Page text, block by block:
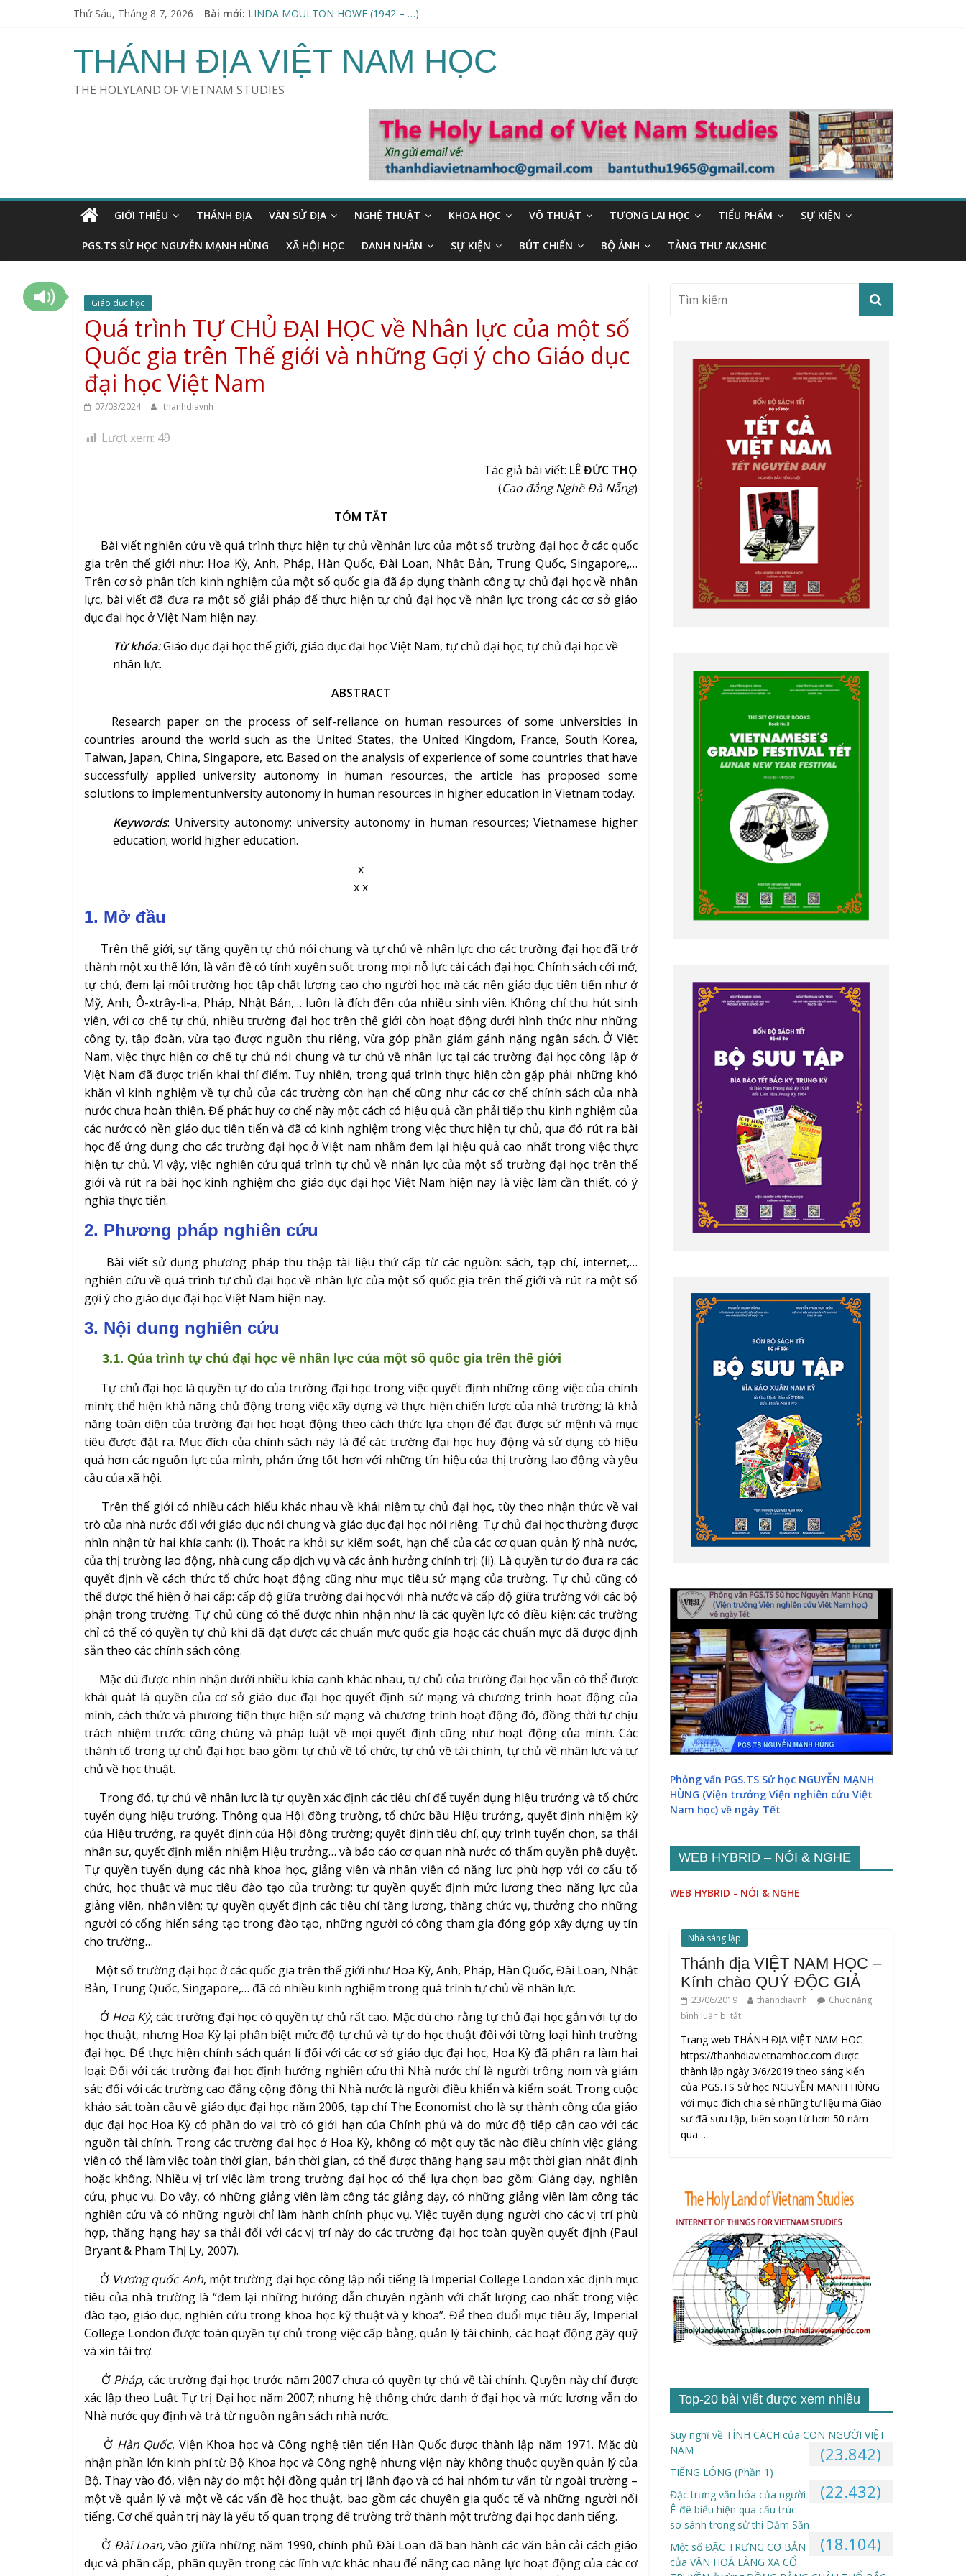
Thứ Sáu, Tháng 8 7, 2026 Bài mới: LINDA MOULTON HOWE (1942 – …)
KHOA HỌC & TÀNG THƯ AKASHIC (Science and the Akashic field) – ERWIN LASZLO
ERVIN LÁSZLÓ (1932-…)
SWAMI VIRAJANAND DANDEESHA (1778–1868)
THÁNH ĐỊA VIỆT NAM HỌC
THE HOLYLAND OF VIETNAM STUDIES
GIỚI THIỆU THÁNH ĐỊA VĂN SỬ ĐỊA NGHỆ THUẬT KHOA HỌC VÕ THUẬT TƯƠNG LAI HỌC TIỂU PHẨM SỰ KIỆN
PGS.TS SỬ HỌC NGUYỄN MẠNH HÙNG XÃ HỘI HỌC DANH NHÂN SỰ KIỆN BÚT CHIẾN BỘ ẢNH TÀNG THƯ AKASHIC
Giáo dục học
Quá trình TỰ CHỦ ĐẠI HỌC về Nhân lực của một số
Quốc gia trên Thế giới và những Gợi ý cho Giáo dục
đại học Việt Nam
07/03/2024 thanhdiavnh
Lượt xem: 49
Tác giả bài viết: LÊ ĐỨC THỌ
(Cao đẳng Nghề Đà Nẵng)
TÓM TẮT
Bài viết nghiên cứu về quá trình thực hiện tự chủ vềnhân lực của một số trường đại học ở các quốc
gia trên thế giới như: Hoa Kỳ, Anh, Pháp, Hàn Quốc, Đài Loan, Nhật Bản, Trung Quốc, Singapore,…
Trên cơ sở phân tích kinh nghiệm của một số quốc gia đã áp dụng thành công tự chủ đại học về nhân
lực, bài viết đã đưa ra một số giải pháp để thực hiện tự chủ đại học về nhân lực trong các cơ sở giáo
dục đại học ở Việt Nam hiện nay.
Từ khóa:Giáo dục đại học thế giới, giáo dục đại học Việt Nam, tự chủ đại học; tự chủ đại học về
nhân lực.
ABSTRACT
Research paper on the process of self-reliance on human resources of some universities in
countries around the world such as the United States, the United Kingdom, France, South Korea,
Taiwan, Japan, China, Singapore, etc. Based on the analysis of experience of some countries that have
successfully applied university autonomy in human resources, the article has proposed some
solutions to implementuniversity autonomy in human resources in higher education in Vietnam today.
Keywords: University autonomy; university autonomy in human resources; Vietnamese higher
education; world higher education.
x
x x
1. Mở đầu
Trên thế giới, sự tăng quyền tự chủ nói chung và tự chủ về nhân lực cho các trường đại học đã trở
thành một xu thế lớn, là vấn đề có tính xuyên suốt trong mọi nỗ lực cải cách đại học. Chính sách cởi mở,
tự chủ, đem lại môi trường học tập chất lượng cao cho người học mà các nền giáo dục tiên tiến như ở
Mỹ, Anh, Ô-xtrây-li-a, Pháp, Nhật Bản,… luôn là đích đến của nhiều sinh viên. Không chỉ thu hút sinh
viên, với cơ chế tự chủ, nhiều trường đại học trên thế giới còn hoạt động dưới hình thức như những
công ty, tập đoàn, vừa tạo được nguồn thu riêng, vừa góp phần giảm gánh nặng ngân sách. Ở Việt
Nam, việc thực hiện cơ chế tự chủ nói chung và tự chủ về nhân lực tại các trường đại học công lập ở
Việt Nam đã được triển khai thí điểm. Tuy nhiên, trong quá trình thực hiện còn gặp phải những khó
khăn vì kinh nghiệm về tự chủ của các trường còn hạn chế cũng như các cơ chế chính sách của nhà
nước chưa hoàn thiện. Để phát huy cơ chế này một cách có hiệu quả cần phải tiếp thu kinh nghiệm của
các nước có nền giáo dục tiên tiến và đã có kinh nghiệm trong việc thực hiện tự chủ, qua đó rút ra bài
học để ứng dụng cho các trường đại học ở Việt nam nhằm đem lại hiệu quả cao nhất trong việc thực
hiện tự chủ. Vì vậy, việc nghiên cứu quá trình tự chủ về nhân lực của một số trường đại học trên thế
giới và rút ra bài học kinh nghiệm cho giáo dục đại học Việt Nam hiện nay là việc làm cần thiết, có ý
nghĩa thực tiễn.
2. Phương pháp nghiên cứu
Bài viết sử dụng phương pháp thu thập tài liệu thứ cấp từ các nguồn: sách, tạp chí, internet,…
nghiên cứu về quá trình tự chủ đại học về nhân lực của một số quốc gia trên thế giới và rút ra một số
gợi ý cho giáo dục đại học Việt Nam hiện nay.
3. Nội dung nghiên cứu
3.1. Qúa trình tự chủ đại học về nhân lực của một số quốc gia trên thế giới
Tự chủ đại học là quyền tự do của trường đại học trong việc quyết định những công việc của chính
mình; thể hiện khả năng chủ động trong việc xây dựng và thực hiện chiến lược của nhà trường; là khả
năng toàn diện của trường đại học hoạt động theo cách thức lựa chọn để đạt được sứ mệnh và mục
tiêu được đặt ra. Mục đích của chính sách này là để các trường đại học huy động và sử dụng có hiệu
quả hơn các nguồn lực của mình, phản ứng tốt hơn với những tín hiệu của thị trường lao động và yêu
cầu của xã hội.
Trên thế giới có nhiều cách hiểu khác nhau về khái niệm tự chủ đại học, tùy theo nhận thức về vai
trò của nhà nước đối với giáo dục nói chung và giáo dục đại học nói riêng. Tự chủ đại học thường được
nhìn nhận từ hai khía cạnh: (i). Thoát ra khỏi sự kiểm soát, hạn chế của các cơ quan quản lý nhà nước,
của thị trường lao động, nhà cung cấp dịch vụ và các ảnh hưởng chính trị: (ii). Là quyền tự do đưa ra các
quyết định về cách thức tổ chức hoạt động cũng như mục tiêu sứ mạng của trường. Tự chủ cũng có
thể được thể hiện ở hai cấp: cấp độ giữa trường đại học với nhà nước và cấp độ giữa trường với các bộ
phận trong trường. Tự chủ cũng có thể được nhìn nhận như là các quyền lực có điều kiện: các trường
chỉ có thể có quyền tự chủ khi đã đạt được các chuẩn mực quốc gia hoặc các chuẩn mực đã được định
sẵn theo các chính sách công.
Mặc dù được nhìn nhận dưới nhiều khía cạnh khác nhau, tự chủ của trường đại học vẫn có thể được
khái quát là quyền của cơ sở giáo dục đại học quyết định sứ mạng và chương trình hoạt động của
mình, cách thức và phương tiện thực hiện sứ mạng và chương trình hoạt động đó, đồng thời tự chịu
trách nhiệm trước công chúng và pháp luật về mọi quyết định cũng như hoạt động của mình. Các
thành tố trong tự chủ đại học bao gồm: tự chủ về tổ chức, tự chủ về tài chính, tự chủ về nhân lực và tự
chủ về học thuật.
Trong đó, tự chủ về nhân lực là tự quyền xác định các tiêu chí để tuyển dụng hiệu trưởng và tổ chức
tuyển dụng hiệu trưởng. Thông qua Hội đồng trường, tổ chức bầu Hiệu trưởng, quyết định nhiệm kỳ
của Hiệu trưởng, ra quyết định của Hội đồng trường; quyết định tiêu chí, quy trình tuyển chọn, sa thải
nhân sự, quyết định miễn nhiệm Hiệu trưởng… và báo cáo cơ quan nhà nước có thẩm quyền phê duyệt.
Tự quyền tuyển dụng các nhà khoa học, giảng viên và nhân viên có năng lực phù hợp với cơ cấu tổ
chức, học thuật và mục tiêu đào tạo của trường; tự quyền quyết định mức lương theo năng lực của
giảng viên, nhân viên; tự quyền quyết định các tiêu chí tăng lương, thăng chức vụ, thưởng cho những
người có cống hiến sáng tạo trong đào tạo, những người có công tham gia đóng góp xây dựng uy tín
cho trường…
Một số trường đại học ở các quốc gia trên thế giới như Hoa Kỳ, Anh, Pháp, Hàn Quốc, Đài Loan, Nhật
Bản, Trung Quốc, Singapore,… đã có nhiều kinh nghiệm trong quá trình tự chủ về nhân lực.
Ở Hoa Kỳ, các trường đại học có quyền tự chủ rất cao. Mặc dù cho rằng tự chủ đại học gắn với tự do
học thuật, nhưng Hoa Kỳ lại phân biệt mức độ tự chủ và tự do học thuật đối với từng loại hình trường
đại học. Để thực hiện chính sách quản lí đối với các cơ sở giáo dục đại học, Hoa Kỳ đã phân ra làm hai
loại: Đối với các trường đại học định hướng nghiên cứu thì Nhà nước chỉ là người trông nom và giám
sát; đối với các trường cao đẳng cộng đồng thì Nhà nước là người điều khiển và kiểm soát. Trong cuộc
khảo sát toàn cầu về giáo dục đại học năm 2006, tạp chí The Economist cho là sự thành công của giáo
dục đại học Hoa Kỳ có phần do vai trò có giới hạn của Chính phủ và do mức độ tiếp cận cao với các
nguồn tài chính. Trong các trường đại học ở Hoa Kỳ, không có một quy tắc nào điều chỉnh việc giảng
viên có thể làm việc toàn thời gian, bán thời gian, có thể được thăng hạng sau một thời gian nhất định
hoặc không. Nhiều vị trí việc làm trong trường đại học có thể lựa chọn bao gồm: Giảng dạy, nghiên
cứu, phục vụ. Do vậy, có những giảng viên làm công tác giảng dạy, có những giảng viên làm công tác
nghiên cứu và có những người chỉ làm hành chính phục vụ. Việc tuyển dụng người cho các vị trí phù
hợp, thăng hạng hay sa thải đối với các vị trí này do các trường đại học toàn quyền quyết định (Paul
Bryant & Phạm Thị Ly, 2007).
Ở Vương quốc Anh, một trường đại học công lập nổi tiếng là Imperial College London xác định mục
tiêu của nhà trường là “đem lại những hướng dẫn chuyên ngành với chất lượng cao nhất trong việc
đào tạo, giáo dục, nghiên cứu trong khoa học kỹ thuật và y khoa”. Để theo đuổi mục tiêu ấy, Imperial
College London được toàn quyền tự chủ trong việc cấp bằng, quản lý tài chính, các hoạt động gây quỹ
và xin tài trợ.
Ở Pháp, các trường đại học trước năm 2007 chưa có quyền tự chủ về tài chính. Quyền này chỉ được
xác lập theo Luật Tự trị Đại học năm 2007; nhưng hệ thống chức danh ở đại học và mức lương vẫn do
Nhà nước quy định và trả từ nguồn ngân sách nhà nước.
Ở Hàn Quốc, Viện Khoa học và Công nghệ tiên tiến Hàn Quốc được thành lập năm 1971. Mặc dù
nhận phần lớn kinh phí từ Bộ Khoa học và Công nghệ nhưng viện này không thuộc quyền quản lý của
Bộ. Thay vào đó, viện này do một hội đồng quản trị lãnh đạo và có hai nhóm tư vấn từ ngoài trường –
một về quản lý và một về các vấn đề học thuật, bao gồm các chuyên gia quốc tế và những người nổi
tiếng. Cơ chế quản trị này là yếu tố quan trọng để trường trở thành một trường đại học danh tiếng.
Ở Đài Loan,vào giữa những năm 1990, chính phủ Đài Loan đã ban hành các văn bản cải cách giáo
dục và phân cấp, phân quyền trong các lĩnh vực khác nhau để nâng cao năng lực hoạt động của các cơ
Phỏng vấn PGS.TS Sử học NGUYỄN MẠNH
HÙNG (Viện trưởng Viện nghiên cứu Việt
Nam học) về ngày Tết
WEB HYBRID – NÓI & NGHE
WEB HYBRID - NÓI & NGHE
Nhà sáng lập
Thánh địa VIỆT NAM HỌC –
Kính chào QUÝ ĐỘC GIẢ
23/06/2019 thanhdiavnh
Chức năng
bình luận bị tắt
Trang web THÁNH ĐỊA VIỆT NAM HỌC –
https://thanhdiavietnamhoc.com được
thành lập ngày 3/6/2019 theo sáng kiến
của PGS.TS Sử học NGUYỄN MẠNH HÙNG
với mục đích chia sẻ những tư liệu mà Giáo
sư đã sưu tập, biên soạn từ hơn 50 năm
qua…
Top-20 bài viết được xem nhiều
Suy nghĩ về TÍNH CÁCH của CON NGƯỜI VIỆT
NAM
(23.842)
TIẾNG LÓNG (Phần 1)
(22.432)
Đặc trưng văn hóa của người
Ê-đê biểu hiện qua cấu trúc
so sánh trong sử thi Dăm Săn
(18.104)
Một số ĐẶC TRƯNG CƠ BẢN
của VĂN HOÁ LÀNG XÃ CỔ